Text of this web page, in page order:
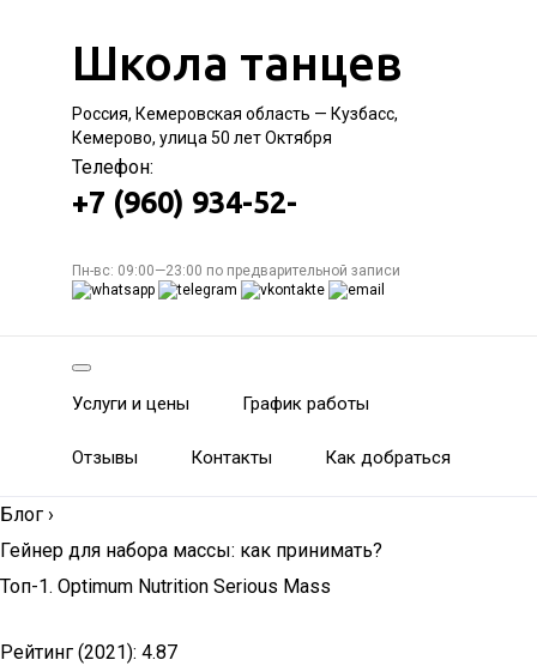
Школа танцев
Россия, Кемеровская область — Кузбасс,
Кемерово, улица 50 лет Октября
Телефон:
+7 (960) 934-52-
Пн-вс: 09:00—23:00 по предварительной записи
Услуги и цены График работы
Отзывы Контакты Как добраться
Блог ›
Гейнер для набора массы: как принимать?
Топ-1. Optimum Nutrition Serious Mass
Рейтинг (2021): 4.87